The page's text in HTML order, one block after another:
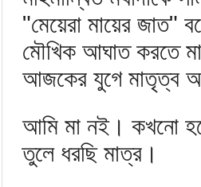
"মেয়েরা মায়ের জাত"
মৌখিক আঘাত করতে
আজকের যুগে মাতৃত্ব
আমি মা নই। কখনো
তুলে ধরছি মাত্র।